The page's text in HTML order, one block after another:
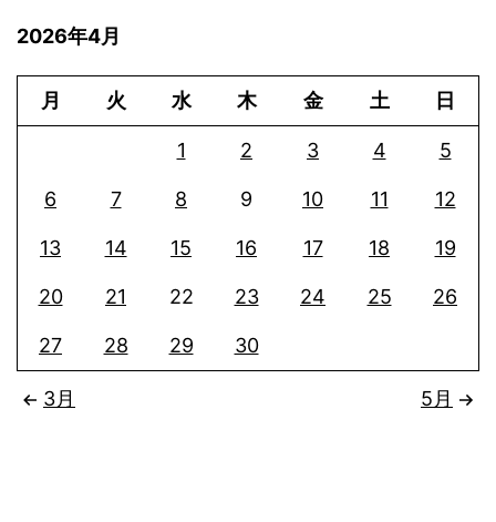
2026年4月
月 火 水 木 金 土 日
1 2 3 4 5
6 7 8 9 10 11 12
13 14 15 16 17 18 19
20 21 22 23 24 25 26
27 28 29 30
3月 5月